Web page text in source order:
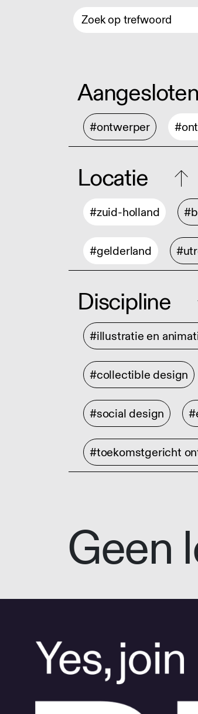
#ontwerper
Locatie
#zuid-holland
#gelderland
Discipline
#illustratie en
#collectible design
#social design
#toekomstgericht
Geen